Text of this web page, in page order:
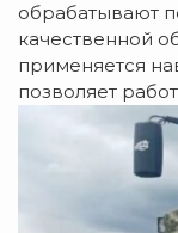
обрабатывают
качественной
применяется
позволяет